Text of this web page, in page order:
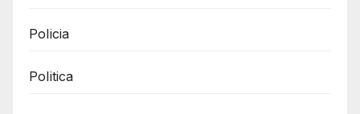
Policia
Politica